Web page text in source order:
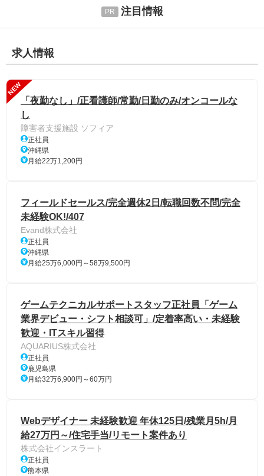
注目情報
求人情報
NEW
「夜勤なし」/正看護師/常勤/日勤のみ/オンコールな
し
障害者支援施設 ソフィア
正社員
沖縄県
月給22万1,200円
フィールドセールス/完全週休2日/転職回数不問/完全
未経験OK!/407
Evand株式会社
正社員
沖縄県
月給25万6,000円～58万9,500円
ゲームテクニカルサポートスタッフ正社員「ゲーム
業界デビュー・シフト相談可」/定着率高い・未経験
歓迎・ITスキル習得
AQUARIUS株式会社
正社員
鹿児島県
月給32万6,900円～60万円
Webデザイナー 未経験歓迎 年休125日/残業月5h/月
給27万円～/住宅手当/リモート案件あり
株式会社インスラート
正社員
熊本県